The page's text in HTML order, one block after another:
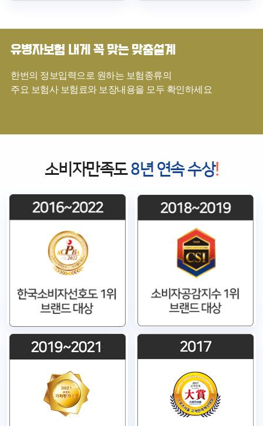
간편심사를 통해 필요한
보장을 받을 수 있는지
알아보세요.
경우 간편심사 암보험의
보장 범위와 보험료를
비교해 보세요.
유병자보험 내게 꼭 맞는 맞춤설계
한번의 정보입력으로 원하는 보험종류의
주요 보험사 보험료와 보장내용을 모두 확인하세요
소비자만족도8년 연속 수상!